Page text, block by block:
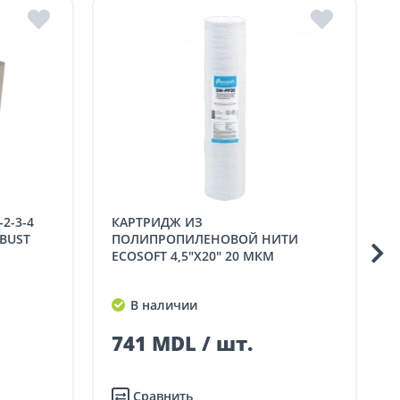
КАРТРИДЖ ИЗ
ПОЛИПРОПИЛЕНОВОЙ НИТИ
ECOSOFT 4,5"X20" 20 МКМ
В наличии
741 MDL / шт.
Сравнить